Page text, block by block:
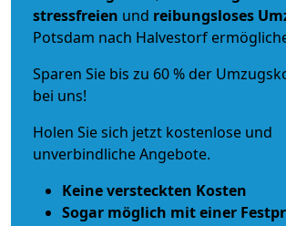
stressfreien und reibungsloses
Potsdam nach Halvestorf
Sparen Sie bis zu 60 % der
bei uns!
Holen Sie sich jetzt kostenlose und
unverbindliche Angebote.
Keine versteckten Kosten
Sogar möglich mit einer